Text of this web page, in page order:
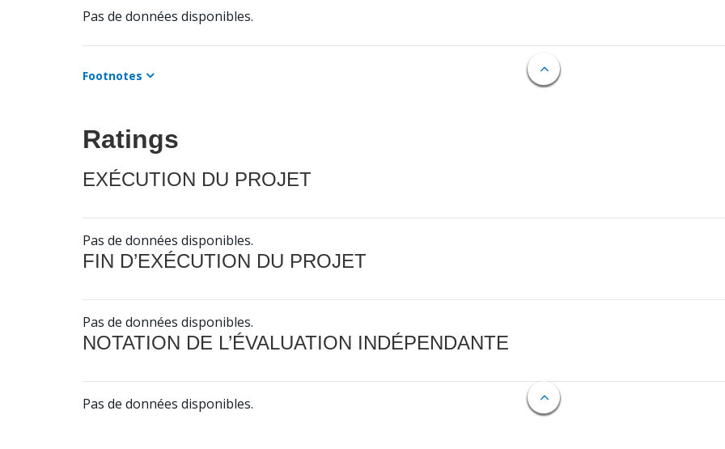
Pas de données disponibles.
Footnotes
Ratings
EXÉCUTION DU PROJET
Pas de données disponibles.
FIN D’EXÉCUTION DU PROJET
Pas de données disponibles.
NOTATION DE L’ÉVALUATION INDÉPENDANTE
Pas de données disponibles.